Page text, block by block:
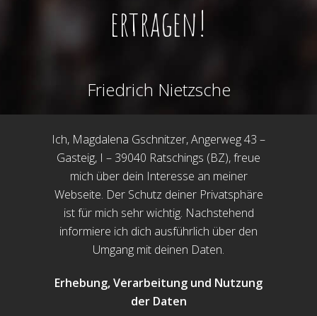
ertragen!
Friedrich Nietzsche
Ich, Magdalena Gschnitzer, Angerweg 43 –
Gasteig, I – 39040 Ratschings (BZ), freue
mich über dein Interesse an meiner
Webseite. Der Schutz deiner Privatsphäre
ist für mich sehr wichtig. Nachstehend
informiere ich dich ausführlich über den
Umgang mit deinen Daten.
Erhebung, Verarbeitung und Nutzung
der Daten